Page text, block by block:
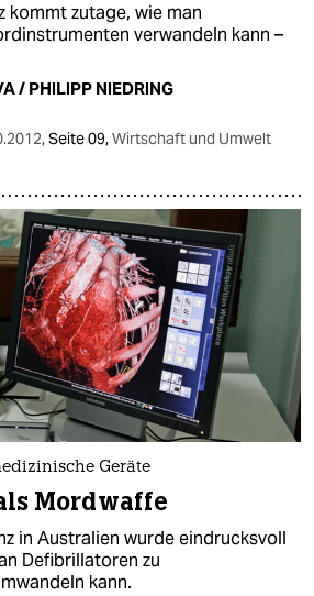
kommt zutage, wie man
verwandeln kann –
/ PHILIPP NIEDRING
,Seite 09,Wirtschaft und Umwelt
Geräte
Mordwaffe
in Australien wurde eindrucksvoll
Defibrillatoren zu
kann.